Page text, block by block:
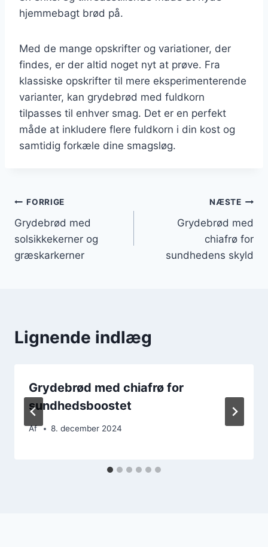
hjemmebagt brød på.
Med de mange opskrifter og variationer, der
findes, er der altid noget nyt at prøve. Fra
klassiske opskrifter til mere eksperimenterende
varianter, kan grydebrød med fuldkorn
tilpasses til enhver smag. Det er en perfekt
måde at inkludere flere fuldkorn i din kost og
samtidig forkæle dine smagsløg.
Indlægsnavigation
FORRIGE
Grydebrød med
solsikkekerner og
græskarkerner
NÆSTE
Grydebrød med
chiafrø for
sundhedens skyld
Lignende indlæg
Grydebrød med chiafrø for
sundhedsboostet
Af 8. december 2024